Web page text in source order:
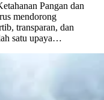
Pangan dan
mendorong
transparan, dan
satu upaya…